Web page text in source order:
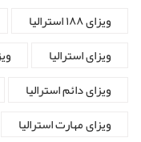
ویزای ۱۸۸ استرالیا
ویزای استرالیا
ویزای دائم استرالیا
ویزای مهارت استرالیا